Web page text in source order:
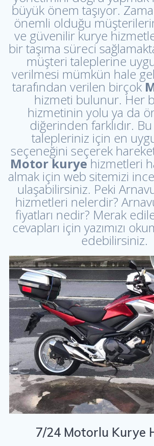
büyük önem taşıyor.
önemli olduğu
ve güvenilir kurye
bir taşıma süreci
müşteri taleplerine
verilmesi mümkün hale
tarafından verilen birçok
hizmeti bulunur. Her
hizmetinin yolu ya da
diğerinden farklıdır.
talepleriniz için en
seçeneğini seçerek
Motor kuryehizmetleri
almak için web sitemizi
ulaşabilirsiniz. Peki
hizmetleri nelerdir?
fiyatları nedir? Merak
cevapları için yazımızı
edebilirsiniz.
7/24 Motorlu Kurye